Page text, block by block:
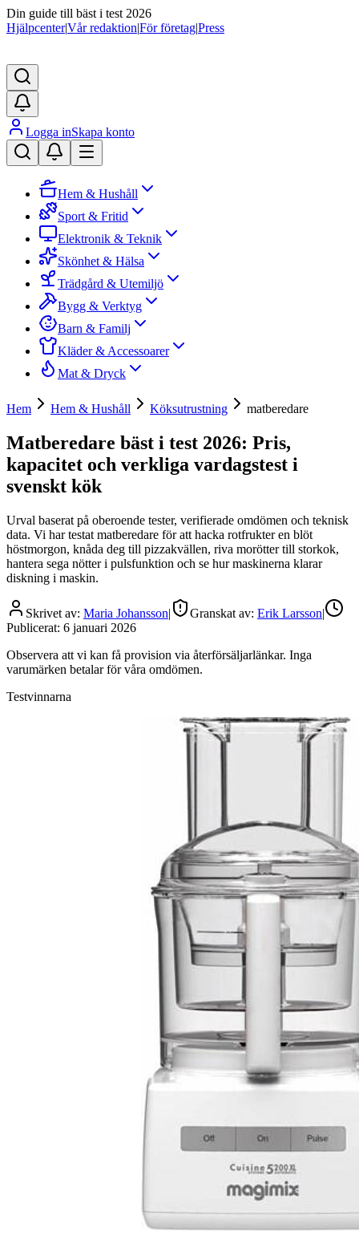
Din guide till bäst i test 2026
Hjälpcenter|Vår redaktion|För företag|Press
Logga inSkapa konto
Hem & Hushåll
Sport & Fritid
Elektronik & Teknik
Skönhet & Hälsa
Trädgård & Utemiljö
Bygg & Verktyg
Barn & Familj
Kläder & Accessoarer
Mat & Dryck
Hem Hem & Hushåll Köksutrustning matberedare
Matberedare bäst i test 2026: Pris,
kapacitet och verkliga vardagstest i
svenskt kök
Urval baserat på oberoende tester, verifierade omdömen och teknisk
data. Vi har testat matberedare för att hacka rotfrukter en blöt
höstmorgon, knåda deg till pizzakvällen, riva morötter till storkok,
hantera sega nötter i pulsfunktion och se hur maskinerna klarar
diskning i maskin.
Skrivet av: Maria Johansson| Granskat av: Erik Larsson|
Publicerat: 6 januari 2026
Observera att vi kan få provision via återförsäljarlänkar. Inga
varumärken betalar för våra omdömen.
Testvinnarna